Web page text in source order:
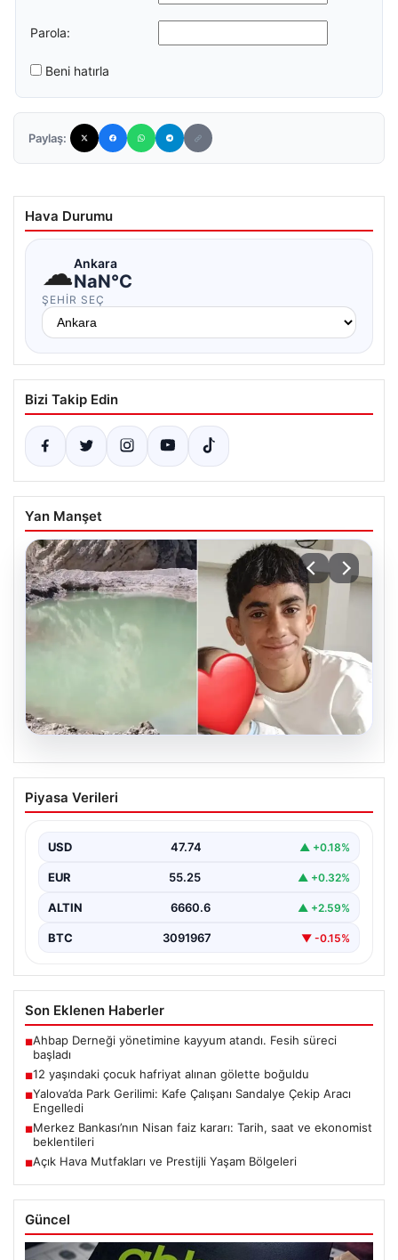
Parola:
Beni hatırla
Paylaş:
Hava Durumu
☁Ankara
NaN°C
ŞEHIR SEÇ
Bizi Takip Edin
Yan Manşet
06.08.2026
12 yaşındaki çocuk hafriyat alınan
gölette boğuldu
Oluşan Gölette Boğuldu", "content": "Erzurum’un Oltu
ilçesinde…
Piyasa Verileri
USD 47.74 ▲ +0.18%
EUR 55.25 ▲ +0.32%
ALTIN 6660.6 ▲ +2.59%
BTC 3091967 ▼ -0.15%
Son Eklenen Haberler
■Ahbap Derneği yönetimine kayyum atandı. Fesih süreci
başladı
■12 yaşındaki çocuk hafriyat alınan gölette boğuldu
■Yalova’da Park Gerilimi: Kafe Çalışanı Sandalye Çekip Aracı
Engelledi
■Merkez Bankası’nın Nisan faiz kararı: Tarih, saat ve ekonomist
beklentileri
■Açık Hava Mutfakları ve Prestijli Yaşam Bölgeleri
Güncel